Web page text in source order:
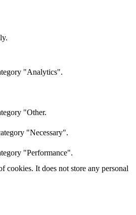
"Analytics".
"Other.
"Necessary".
"Performance".
cookies. It does not store any personal